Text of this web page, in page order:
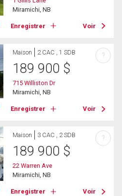
Miramichi, NB
Enregistrer Voir
Maison 2 CAC , 1 SDB
189 900 $
715 Williston Dr
Miramichi, NB
Enregistrer Voir
?
Maison 3 CAC , 2 SDB
189 900 $
22 Warren Ave
Miramichi, NB
Enregistrer Voir
?